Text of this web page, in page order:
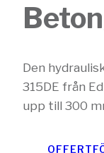
Den
315DE från
upp till 300